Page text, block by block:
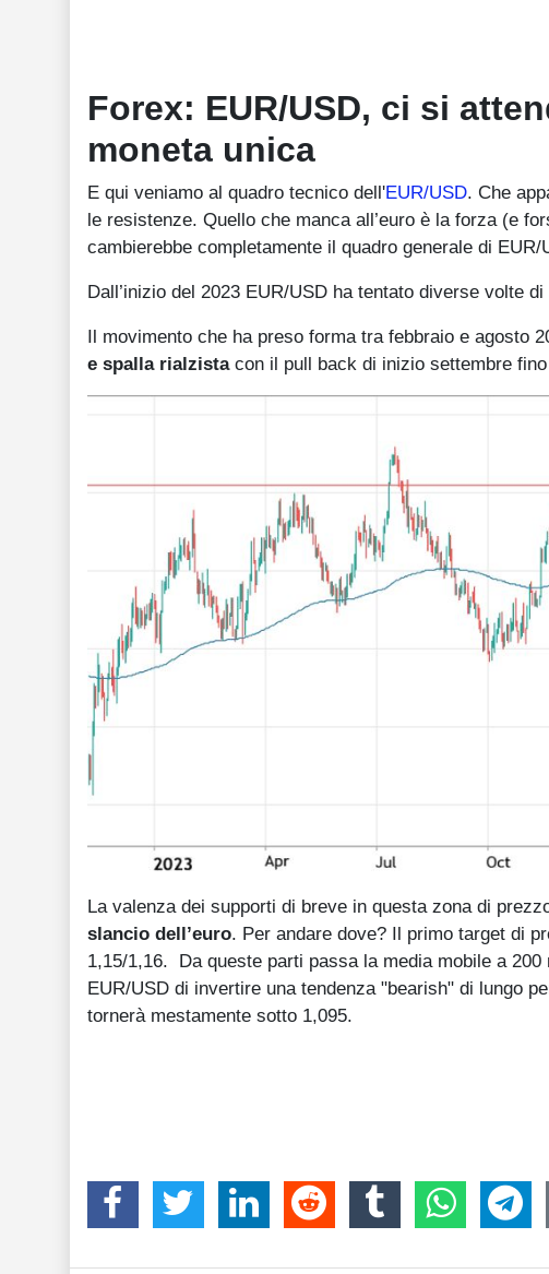
Forex: EUR/USD, ci si
moneta unica
E qui veniamo al quadro tecnico dell'EUR/USD. Che
le resistenze. Quello che manca all’euro è la forza (e
cambierebbe completamente il quadro generale di EUR/
Dall’inizio del 2023 EUR/USD ha tentato diverse volte
Il movimento che ha preso forma tra febbraio e agosto
e spalla rialzista con il pull back di inizio settembre
La valenza dei supporti di breve in questa zona di
slancio dell’euro. Per andare dove? Il primo target di
1,15/1,16. Da queste parti passa la media mobile a
EUR/USD di invertire una tendenza "bearish" di lungo
tornerà mestamente sotto 1,095.